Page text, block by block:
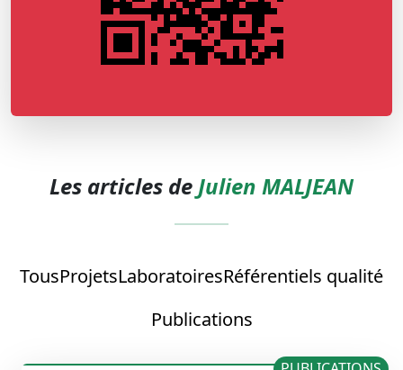
Les articles de Julien MALJEAN
TousProjetsLaboratoiresRéférentiels qualité
Publications